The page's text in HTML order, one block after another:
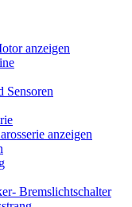
anzeigen
Sensoren
anzeigen
Bremslichtschalter